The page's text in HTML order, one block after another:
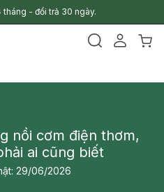
tháng - đổi trả 30 ngày.
nồi cơm điện thơm,
ai cũng biết
29/06/2026